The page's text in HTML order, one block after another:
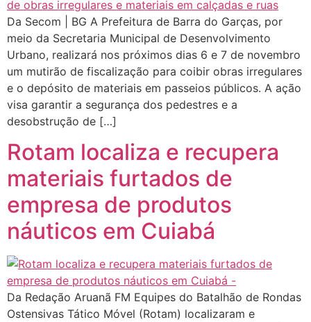
Da Secom | BG A Prefeitura de Barra do Garças, por
meio da Secretaria Municipal de Desenvolvimento
Urbano, realizará nos próximos dias 6 e 7 de novembro
um mutirão de fiscalização para coibir obras irregulares
e o depósito de materiais em passeios públicos. A ação
visa garantir a segurança dos pedestres e a
desobstrução de […]
Rotam localiza e recupera
materiais furtados de
empresa de produtos
náuticos em Cuiabá
Da Redação Aruanã FM Equipes do Batalhão de Rondas
Ostensivas Tático Móvel (Rotam) localizaram e